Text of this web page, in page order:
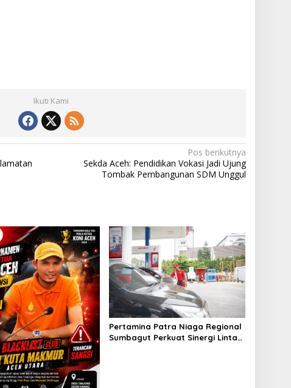
Ikuti Kami
Pos berikutnya
Sekda Aceh: Pendidikan Vokasi Jadi Ujung
Tombak Pembangunan SDM Unggul
Pertamina Patra Niaga Regional
Sumbagut Perkuat Sinergi Lintas